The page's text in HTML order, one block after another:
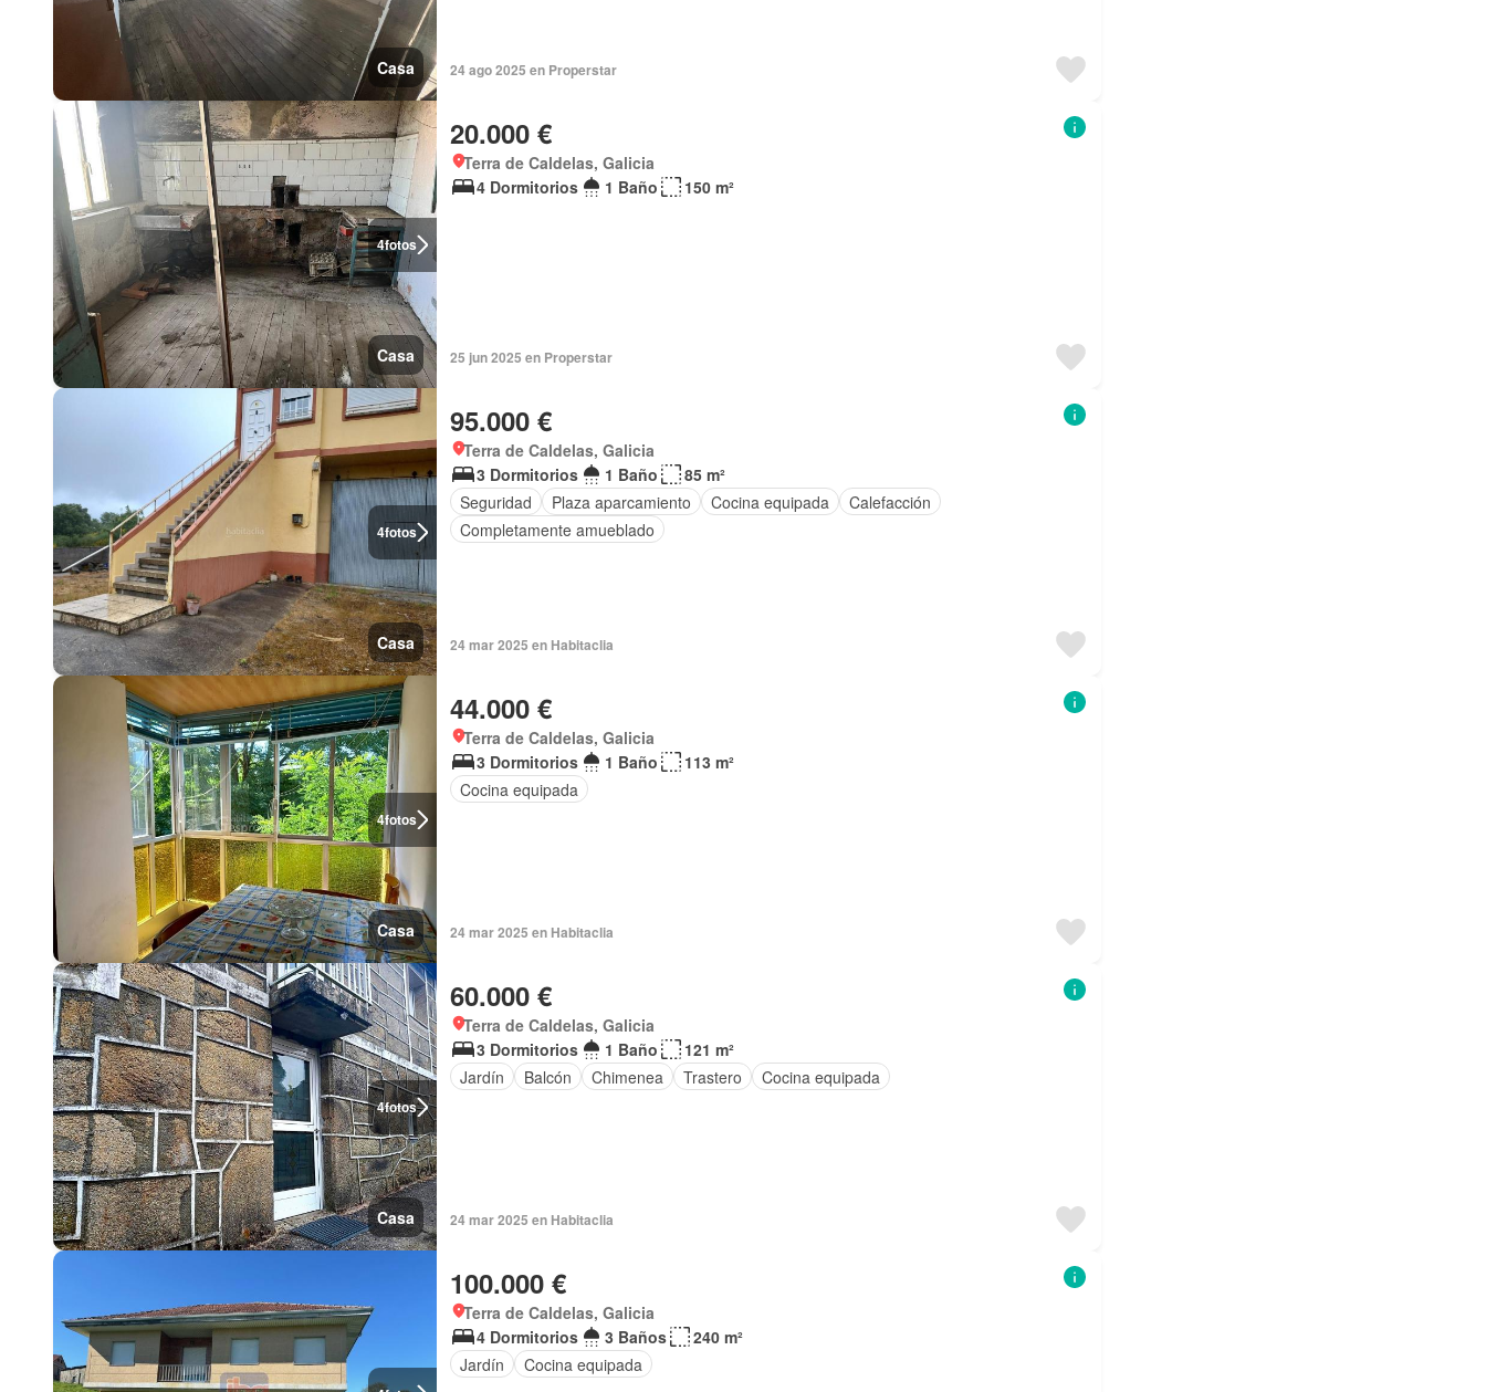
Casa 24 ago 2025 en Properstar
4fotos
Casa
20.000 €
Terra de Caldelas, Galicia
4 Dormitorios
1 Baño 150 m²
25 jun 2025 en Properstar
4fotos
Casa
95.000 €
Terra de Caldelas, Galicia
3 Dormitorios
1 Baño
85 m²
Seguridad
Plaza aparcamiento Cocina equipada
Calefacción
Completamente amueblado
24 mar 2025 en Habitaclia
4fotos
Casa
44.000 €
Terra de Caldelas, Galicia
3 Dormitorios
1 Baño
113 m²
Cocina equipada
24 mar 2025 en Habitaclia
4fotos
Casa
60.000 €
Terra de Caldelas, Galicia
3 Dormitorios
1 Baño
121 m²
Jardín
Balcón Chimenea Trastero Cocina equipada
24 mar 2025 en Habitaclia
100.000 €
Terra de Caldelas, Galicia
4 Dormitorios
3 Baños
240 m²
Jardín
Cocina equipada